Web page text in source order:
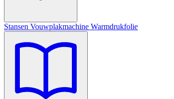
Stansen Vouwplakmachine Warmdrukfolie